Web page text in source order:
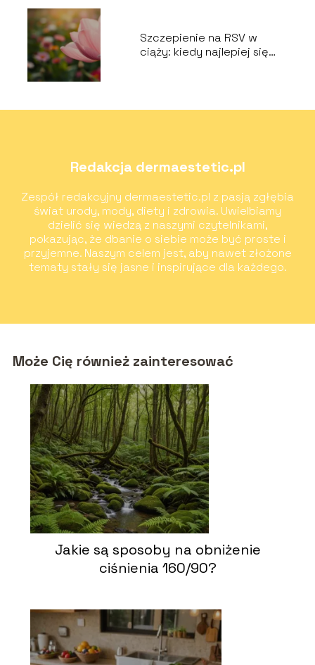
Szczepienie na RSV w
ciąży: kiedy najlepiej się
Redakcja dermaestetic.pl
Zespół redakcyjny dermaestetic.pl z pasją zgłębia
świat urody, mody, diety i zdrowia. Uwielbiamy
dzielić się wiedzą z naszymi czytelnikami,
pokazując, że dbanie o siebie może być proste i
przyjemne. Naszym celem jest, aby nawet złożone
tematy stały się jasne i inspirujące dla każdego.
Może Cię również zainteresować
Jakie są sposoby na obniżenie
ciśnienia 160/90?